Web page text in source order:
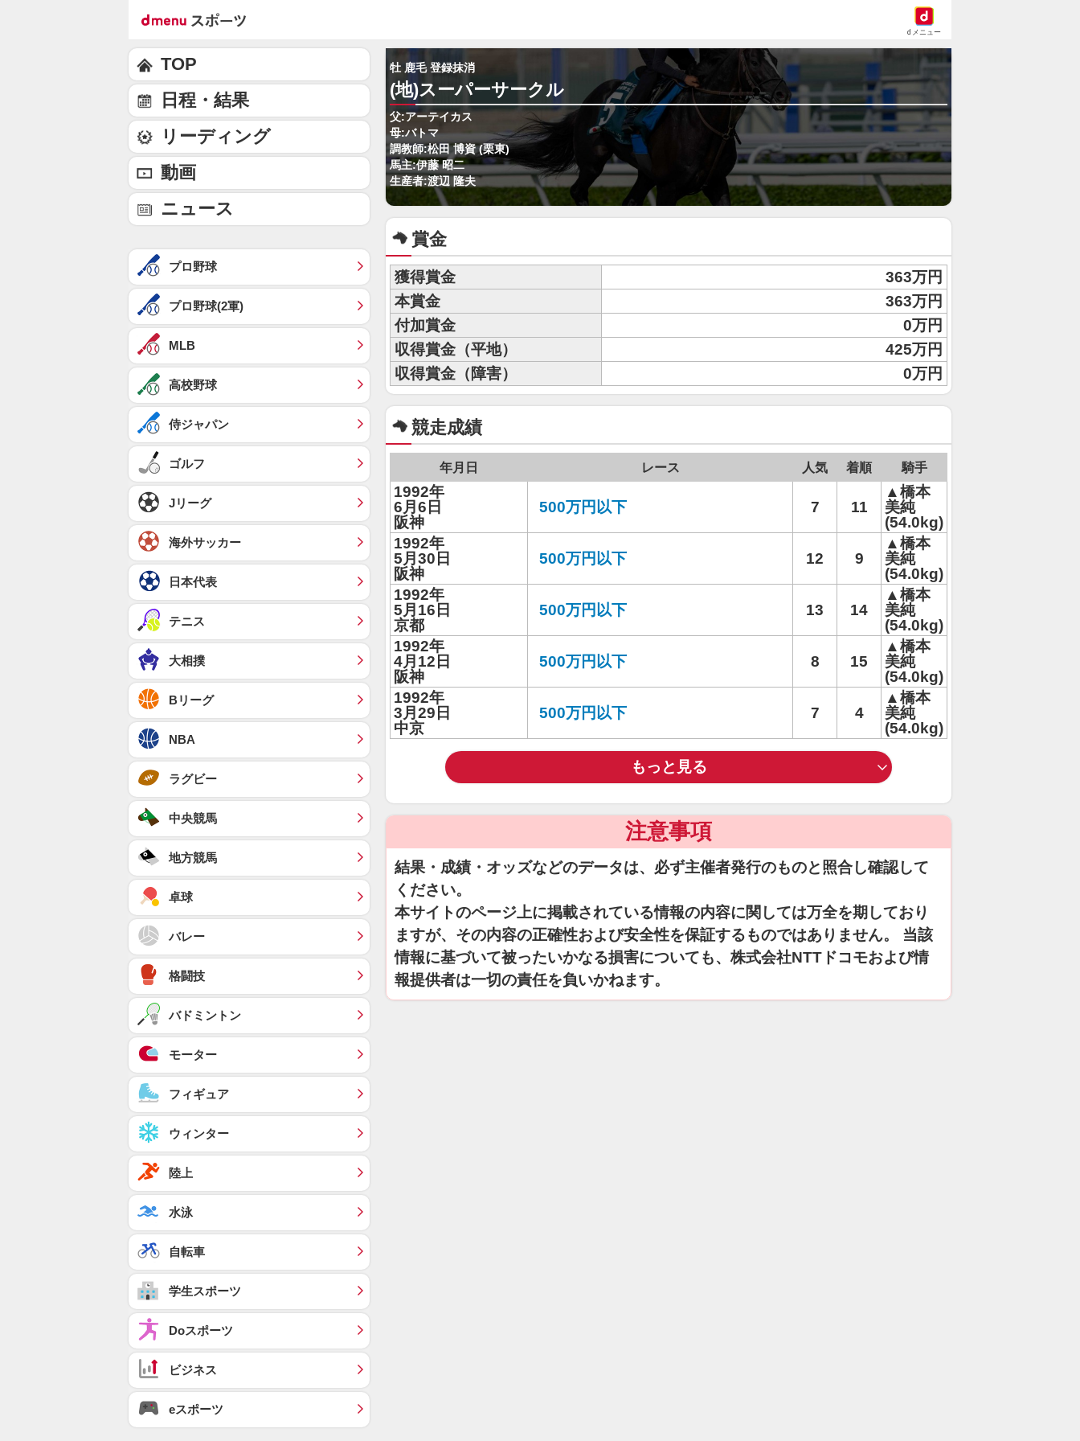
dメニュー
牡 鹿毛 登録抹消
(地)スーパーサークル
父:アーテイカス
母:バトマ
調教師:松田 博資 (栗東)
馬主:伊藤 昭二
生産者:渡辺 隆夫
賞金
獲得賞金
363万円
本賞金
363万円
付加賞金
0万円
収得賞金（平地）
425万円
収得賞金（障害）
0万円
競走成績
年月日 レース 人気 着順 騎手
1992年
6月6日
阪神
500万円以下 7 11
▲橋本
美純
(54.0kg)
1992年
5月30日
阪神
500万円以下 12 9
▲橋本
美純
(54.0kg)
1992年
5月16日
京都
500万円以下 13 14
▲橋本
美純
(54.0kg)
1992年
4月12日
阪神
500万円以下 8 15
▲橋本
美純
(54.0kg)
1992年
3月29日
中京
500万円以下 7 4
▲橋本
美純
(54.0kg)
もっと見る
注意事項
結果・成績・オッズなどのデータは、必ず主催者発行のものと照合し確認して
ください。
本サイトのページ上に掲載されている情報の内容に関しては万全を期しており
ますが、その内容の正確性および安全性を保証するものではありません。 当該
情報に基づいて被ったいかなる損害についても、株式会社NTTドコモおよび情
報提供者は一切の責任を負いかねます。
TOP
日程・結果
リーディング
動画
ニュース
プロ野球
プロ野球(2軍)
MLB
高校野球
侍ジャパン
ゴルフ
Jリーグ
海外サッカー
日本代表
テニス
大相撲
Bリーグ
NBA
ラグビー
中央競馬
地方競馬
卓球
バレー
格闘技
バドミントン
モーター
フィギュア
ウィンター
陸上
水泳
自転車
学生スポーツ
Doスポーツ
ビジネス
eスポーツ